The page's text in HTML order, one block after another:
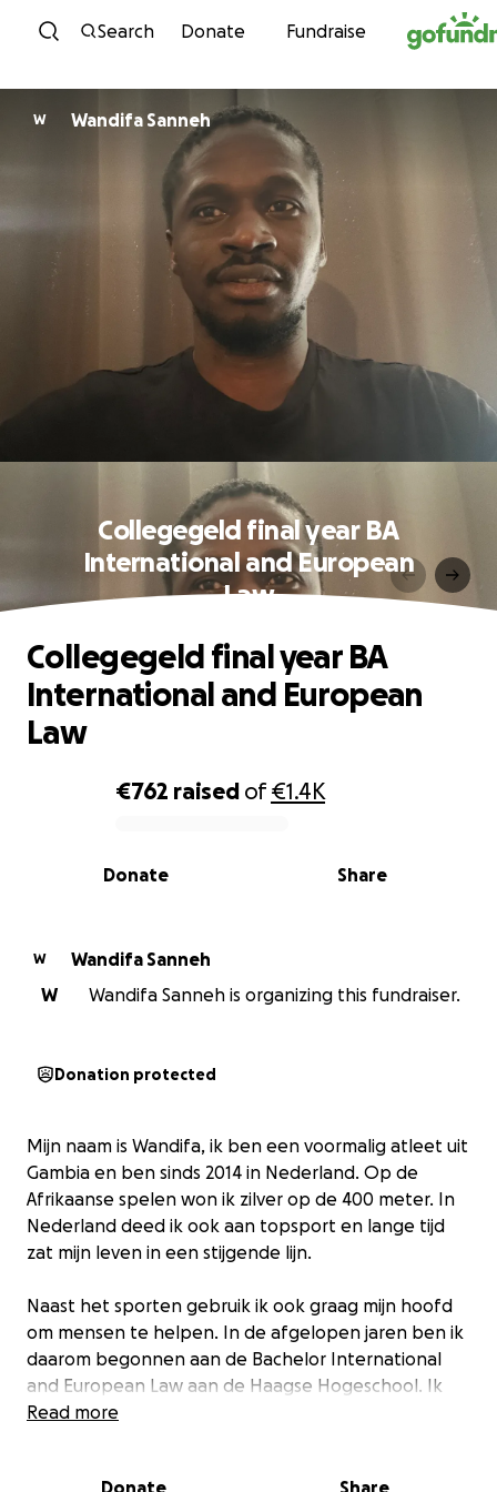
Skip to content
Search Donate Fundraise
W Wandifa Sanneh
Collegegeld final year BA
International and European
Law
0% complete
€762 raised of€1.4K
Share
Donate
Collegegeld final year BA
International and European
Law
W
Wandifa Sanneh
W
Wandifa Sanneh is organizing this fundraiser.
Donation protected
Mijn naam is Wandifa, ik ben een voormalig atleet uit
Gambia en ben sinds 2014 in Nederland. Op de
Afrikaanse spelen won ik zilver op de 400 meter. In
Nederland deed ik ook aan topsport en lange tijd
zat mijn leven in een stijgende lijn.
Naast het sporten gebruik ik ook graag mijn hoofd
om mensen te helpen. In de afgelopen jaren ben ik
daarom begonnen aan de Bachelor International
and European Law aan de Haagse Hogeschool. Ik
volg de studie met veel plezier en toewijding en heb
Read more
Donate Share